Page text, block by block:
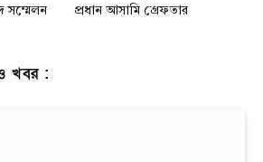
সম্মেলন
প্রধান আসামি গ্রেফতার
খবর :